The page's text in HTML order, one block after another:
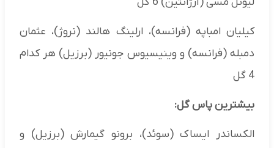
کیلیان امباپه (فرانسه)، ارلینگ هالند (نروژ)، عثمان
دمبله (فرانسه) و وینیسیوس جونیور (برزیل) هر کدام
4 گل
بیشترین پاس گل:
الکساندر ایساک (سوئد)، برونو گیمارش (برزیل) و